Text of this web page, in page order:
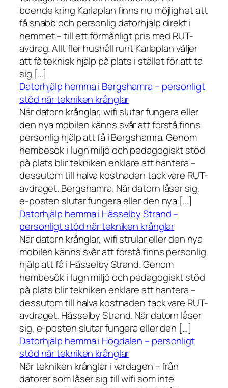
boende kring Karlaplan finns nu möjlighet att
få snabb och personlig datorhjälp direkt i
hemmet – till ett förmånligt pris med RUT-
avdrag. Allt fler hushåll runt Karlaplan väljer
att få teknisk hjälp på plats i stället för att ta
sig […]
Datorhjälp hemma i Bergshamra – personligt
stöd när tekniken krånglar
När datorn krånglar, wifi slutar fungera eller
den nya mobilen känns svår att förstå finns
personlig hjälp att få i Bergshamra. Genom
hembesök i lugn miljö och pedagogiskt stöd
på plats blir tekniken enklare att hantera –
dessutom till halva kostnaden tack vare RUT-
avdraget. Bergshamra. När datorn låser sig,
e-posten slutar fungera eller den nya […]
Datorhjälp hemma i Hässelby Strand –
personligt stöd när tekniken krånglar
När datorn krånglar, wifi strular eller den nya
mobilen känns svår att förstå finns personlig
hjälp att få i Hässelby Strand. Genom
hembesök i lugn miljö och pedagogiskt stöd
på plats blir tekniken enklare att hantera –
dessutom till halva kostnaden tack vare RUT-
avdraget. Hässelby Strand. När datorn låser
sig, e-posten slutar fungera eller den […]
Datorhjälp hemma i Högdalen – personligt
stöd när tekniken krånglar
När tekniken krånglar i vardagen – från
datorer som låser sig till wifi som inte